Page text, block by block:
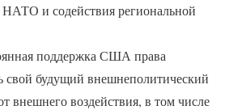
НАТО и содействия региональной
поддержка США права
свой будущий внешнеполитический
внешнего воздействия, в том числе